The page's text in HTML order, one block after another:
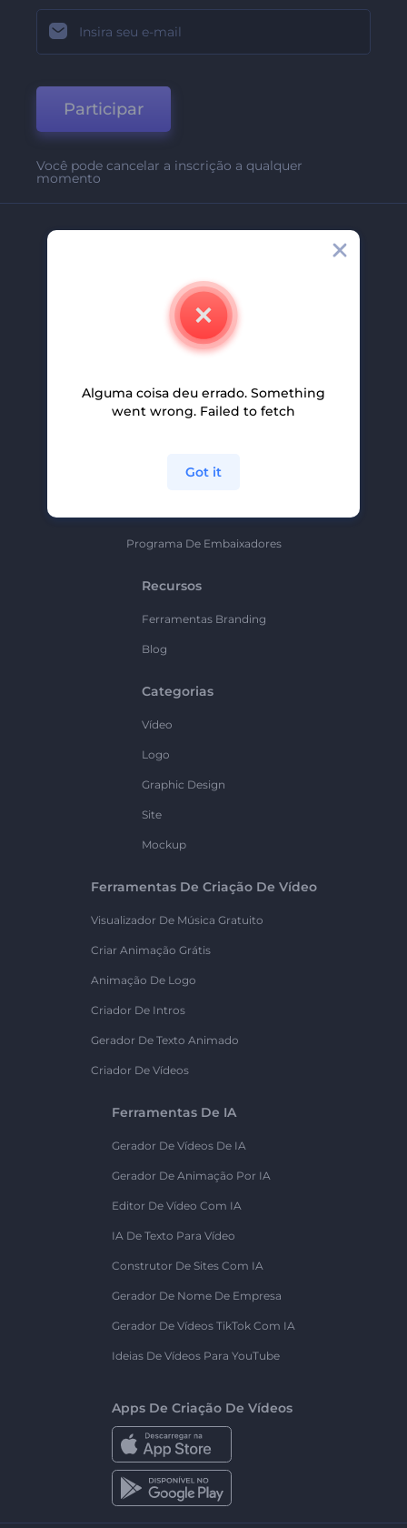
Participar
Você pode cancelar a inscrição a qualquer
momento
Contate-Nos
Carreiras
Programa De Afiliados
Programa De Embaixadores
Recursos
Ferramentas Branding
Blog
Categorias
Vídeo
Logo
Graphic Design
Site
Mockup
Ferramentas De Criação De Vídeo
Visualizador De Música Gratuito
Criar Animação Grátis
Animação De Logo
Criador De Intros
Gerador De Texto Animado
Criador De Vídeos
Ferramentas De IA
Gerador De Vídeos De IA
Gerador De Animação Por IA
Editor De Vídeo Com IA
IA De Texto Para Vídeo
Construtor De Sites Com IA
Gerador De Nome De Empresa
Gerador De Vídeos TikTok Com IA
Ideias De Vídeos Para YouTube
Apps De Criação De Vídeos
Alguma coisa deu errado. Something
went wrong. Failed to fetch
Got it